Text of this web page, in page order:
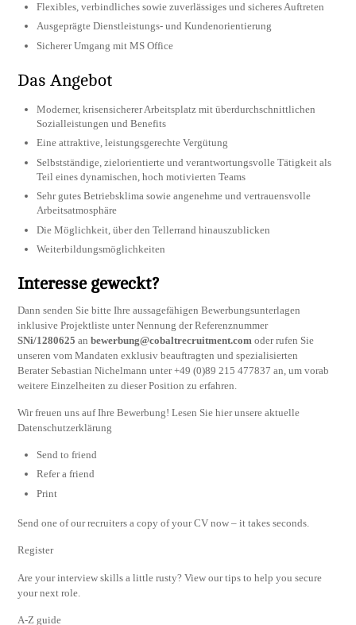
Flexibles, verbindliches sowie zuverlässiges und sicheres Auftreten
Ausgeprägte Dienstleistungs- und Kundenorientierung
Sicherer Umgang mit MS Office
Das Angebot
Moderner, krisensicherer Arbeitsplatz mit überdurchschnittlichen
Sozialleistungen und Benefits
Eine attraktive, leistungsgerechte Vergütung
Selbstständige, zielorientierte und verantwortungsvolle Tätigkeit als
Teil eines dynamischen, hoch motivierten Teams
Sehr gutes Betriebsklima sowie angenehme und vertrauensvolle
Arbeitsatmosphäre
Die Möglichkeit, über den Tellerrand hinauszublicken
Weiterbildungsmöglichkeiten
Interesse geweckt?
Dann senden Sie bitte Ihre aussagefähigen Bewerbungsunterlagen
inklusive Projektliste unter Nennung der Referenznummer
SNi/1280625 anbewerbung@cobaltrecruitment.com oder rufen Sie
unseren vom Mandaten exklusiv beauftragten und spezialisierten
Berater Sebastian Nichelmann unter +49 (0)89 215 477837 an, um vorab
weitere Einzelheiten zu dieser Position zu erfahren.
Wir freuen uns auf Ihre Bewerbung! Lesen Sie hier unsere aktuelle
Datenschutzerklärung
Send to friend
Refer a friend
Print
Send one of our recruiters a copy of your CV now – it takes seconds.
Register
Are your interview skills a little rusty? View our tips to help you secure
your next role.
A-Z guide